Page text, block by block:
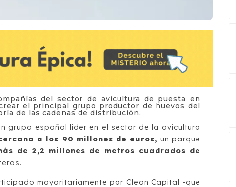
del sector de avicultura de puesta en
el principal grupo productor de huevos del
de las cadenas de distribución.
grupo español líder en el sector de la avicultura
a los 90 millones de euros, un parque
de 2,2 millones de metros cuadrados de
mayoritariamente por Cleon Capital -que